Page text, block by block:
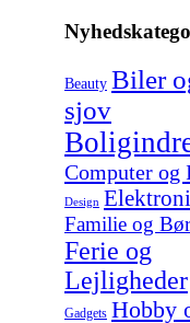
Beauty Biler
sjov
Computer og
Design
Familie og
Ferie og
Lejligheder
Gadgets Hobby